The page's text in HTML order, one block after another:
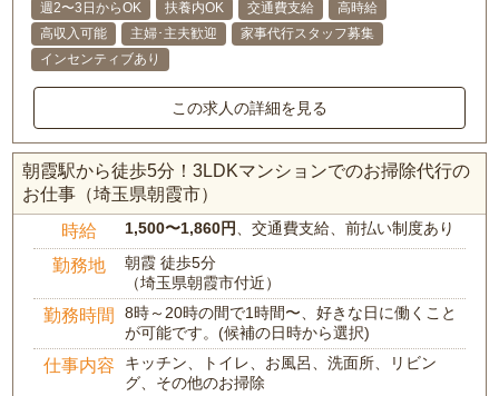
週2〜3日からOK 扶養内OK 交通費支給
高時給
高収入可能
主婦･主夫歓迎
家事代行スタッフ募集
インセンティブあり
この求人の詳細を見る
朝霞駅から徒歩5分！3LDKマンションでのお掃除代行の
お仕事（埼玉県朝霞市）
時給 1,500〜1,860円 、交通費支給、前払い制度あり
勤務地
朝霞 徒歩5分
（埼玉県朝霞市付近）
勤務時間
8時～20時の間で1時間〜、好きな日に働くこと
が可能です。(候補の日時から選択)
仕事内容
キッチン、トイレ、お風呂、洗面所、リビン
グ、その他のお掃除